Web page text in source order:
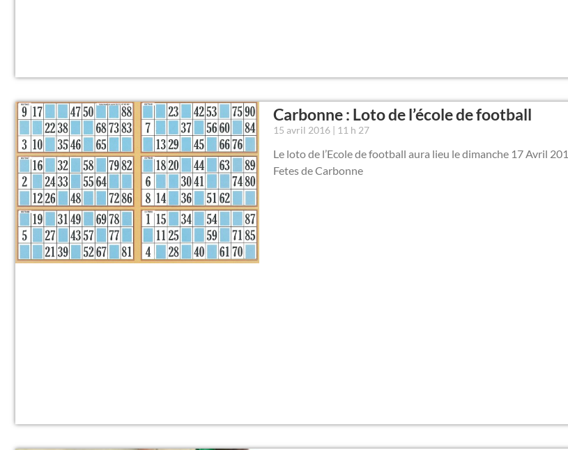
Carbonne : Loto de l’école de football
15 avril 2016 11 h 27
Le loto de l’Ecole de football aura lieu le dimanche 17 Avril
Fetes de Carbonne